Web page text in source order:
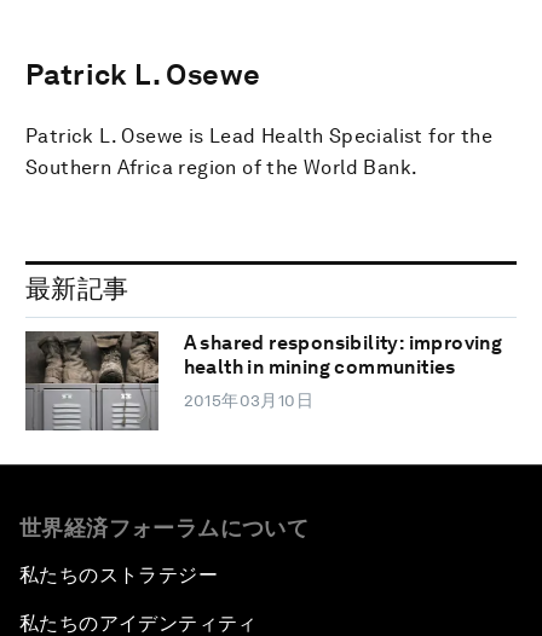
Patrick L. Osewe
Patrick L. Osewe is Lead Health Specialist for the
Southern Africa region of the World Bank.
最新記事
A shared responsibility: improving
health in mining communities
2015年03月10日
世界経済フォーラムについて
私たちのストラテジー
私たちのアイデンティティ